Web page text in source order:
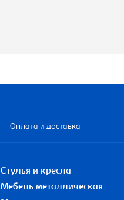
Оплата и доставка
Стулья и кресла
Мебель металлическая